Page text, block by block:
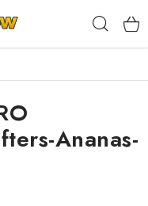
Ananas-